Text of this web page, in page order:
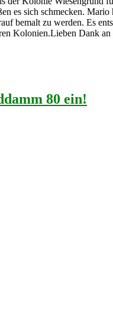
es sich schmecken.
bemalt zu werden. Es
Kolonien.Lieben Dank
80 ein!